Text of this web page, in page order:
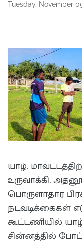
Tuesday, November
யாழ்.
உருவாக்கி,
பொருளாதார
நடவடிக்கைகள்
கூட்டணியில்
சின்னத்தில்